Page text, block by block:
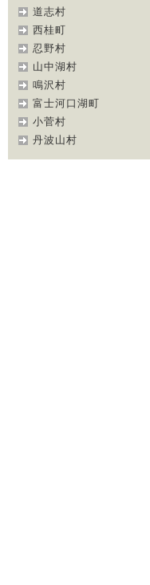
道志村
西桂町
忍野村
山中湖村
鳴沢村
富士河口湖町
小菅村
丹波山村